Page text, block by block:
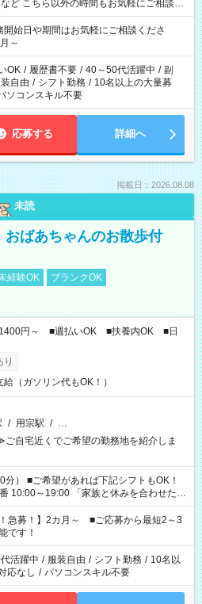
ご相談く
始日や期間はお気軽にご相談くださ
～
OK / 履歴書不要 / 40～50代活躍中 / 副
自由 / シフト勤務 / 10名以上の大量募
ソコンスキル不要
応募する 詳細へ
掲載日：2026.08.08
未読
おばあちゃんのお散歩付
経験OK
ブランクOK
1400円～ ■週払いOK ■扶養内OK ■日
り
（ガソリン代もOK！）
/ 用宗駅 / …
自宅近くでご希望の勤務地を紹介しま
トもOK！
「家族と休みを合わせた
飯の準備がしたい」 「できれば残業はし
教えてくださいね。 ※Wワーク希望
で希望する勤務時間と、もう1つのお仕事
40時間を超える場合は応募できません。
！急募！】2カ月～ ■ご応募から最短2～3
です！
活躍中 / 服装自由 / シフト勤務 / 10名以
応なし / パソコンスキル不要